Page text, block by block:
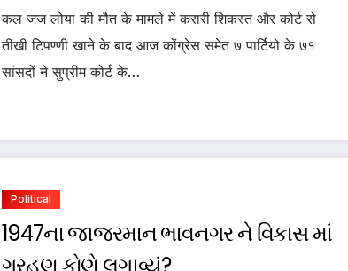
कल जज लोया की मौत के मामले में करारी शिकस्त और कोर्ट से
तीखी टिपण्णी खाने के बाद आज कोंग्रेस समेत ७ पार्टियो के ७१
सांसदों ने सुप्रीम कोर्ट के…
Political
1947ના જાજરમાન ભાવનગર ને વિકાસ માં
ગ્રહણ કોણે લગાવ્યું?